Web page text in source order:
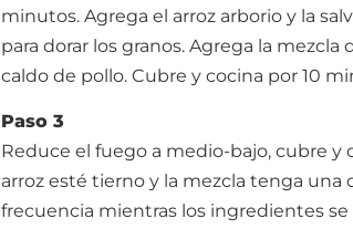
minutos. Agrega el arroz arborio y la
para dorar los granos. Agrega la
caldo de pollo. Cubre y cocina por 10
Paso 3
Reduce el fuego a medio-bajo, cubre y
arroz esté tierno y la mezcla tenga
frecuencia mientras los ingredientes